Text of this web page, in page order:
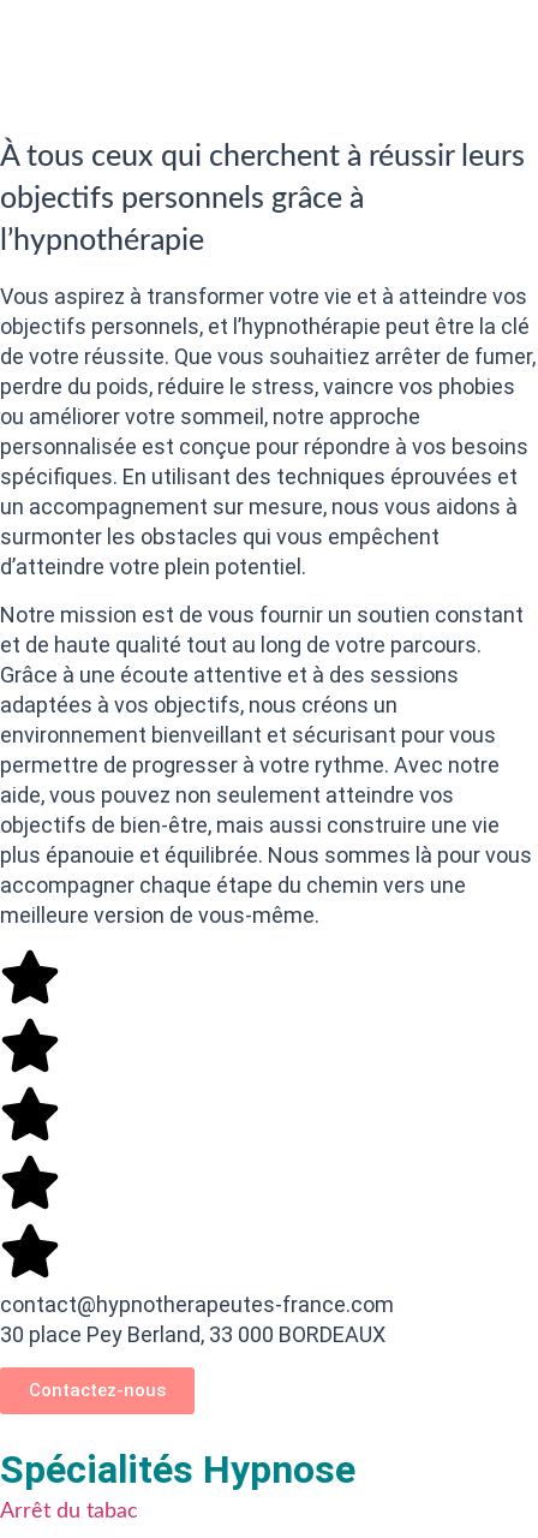
À tous ceux qui cherchent à réussir leurs
objectifs personnels grâce à
l’hypnothérapie
Vous aspirez à transformer votre vie et à atteindre vos
objectifs personnels, et l’hypnothérapie peut être la clé
de votre réussite. Que vous souhaitiez arrêter de fumer,
perdre du poids, réduire le stress, vaincre vos phobies
ou améliorer votre sommeil, notre approche
personnalisée est conçue pour répondre à vos besoins
spécifiques. En utilisant des techniques éprouvées et
un accompagnement sur mesure, nous vous aidons à
surmonter les obstacles qui vous empêchent
d’atteindre votre plein potentiel.
Notre mission est de vous fournir un soutien constant
et de haute qualité tout au long de votre parcours.
Grâce à une écoute attentive et à des sessions
adaptées à vos objectifs, nous créons un
environnement bienveillant et sécurisant pour vous
permettre de progresser à votre rythme. Avec notre
aide, vous pouvez non seulement atteindre vos
objectifs de bien-être, mais aussi construire une vie
plus épanouie et équilibrée. Nous sommes là pour vous
accompagner chaque étape du chemin vers une
meilleure version de vous-même.
contact@hypnotherapeutes-france.com
30 place Pey Berland, 33 000 BORDEAUX
Contactez-nous
Spécialités Hypnose
Arrêt du tabac